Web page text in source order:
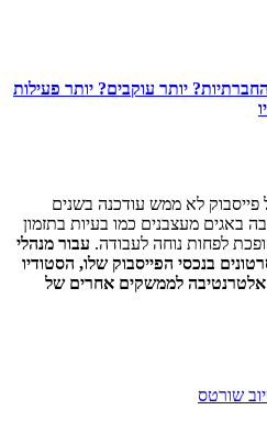
יותר עוקבים? יותר פעילות
לא ממש עודכנה בשנים
באגים מעצבנים כמו בעיות בתזמון
לפחות נוחה לעבודה. עבור מנהלי
בנכסי הפייסבוק שלו, הסטודיו
אלטרנטיבה לממשקים אחרים של